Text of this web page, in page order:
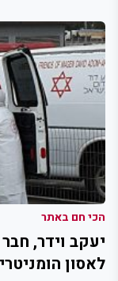
הכי חם באתר
יעקב וידר,
לאסון